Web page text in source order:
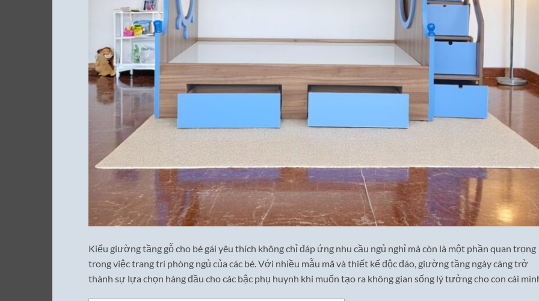
Kiểu giường tầng gỗ cho bé gái yêu thích không chỉ đáp ứng nhu cầu ngủ nghỉ mà còn là một phần quan trọng
trong việc trang trí phòng ngủ của các bé. Với nhiều mẫu mã và thiết kế độc đáo, giường tầng ngày càng trở
thành sự lựa chọn hàng đầu cho các bậc phụ huynh khi muốn tạo ra không gian sống lý tưởng cho con cái